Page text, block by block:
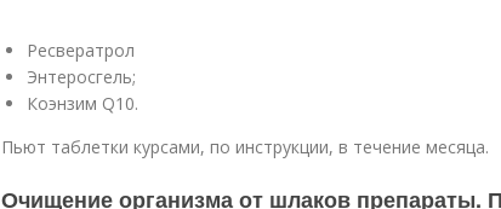
Ресвератрол
Энтеросгель;
Коэнзим Q10.
Пьют таблетки курсами, по инструкции, в течение месяца.
Очищение организма от шлаков препараты.